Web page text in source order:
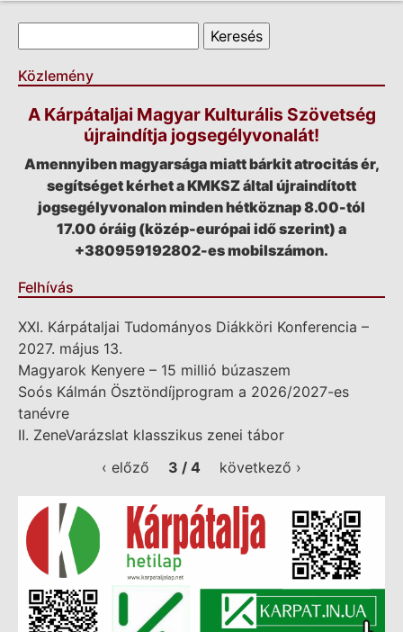
Keresés űrlap
Közlemény
A Kárpátaljai Magyar Kulturális Szövetség
újraindítja jogsegélyvonalát!
Amennyiben magyarsága miatt bárkit atrocitás ér,
segítséget kérhet a KMKSZ által újraindított
jogsegélyvonalon minden hétköznap 8.00-tól
17.00 óráig (közép-európai idő szerint) a
+380959192802-es mobilszámon.
Felhívás
XXI. Kárpátaljai Tudományos Diákköri Konferencia –
2027. május 13.
Magyarok Kenyere – 15 millió búzaszem
Soós Kálmán Ösztöndíjprogram a 2026/2027-es
tanévre
II. ZeneVarázslat klasszikus zenei tábor
‹ előző
3 / 4 következő ›